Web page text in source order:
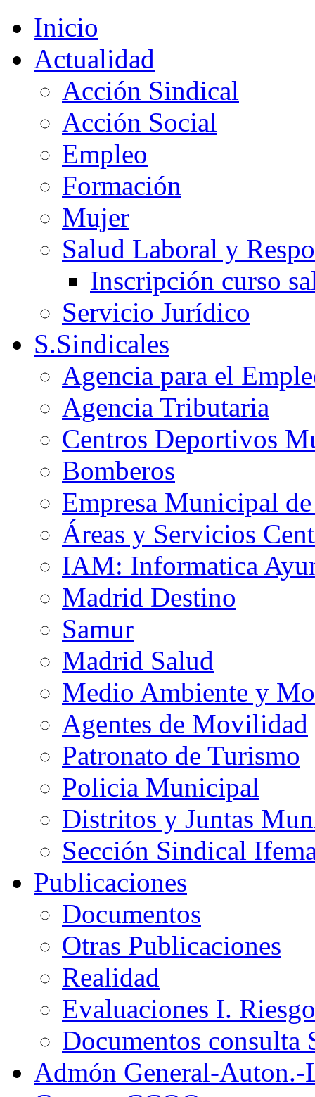
Inicio
Actualidad
Acción Sindical
Acción Social
Empleo
Formación
Mujer
Salud Laboral y
Inscripción curso
Servicio Jurídico
S.Sindicales
Agencia para el
Agencia Tributaria
Centros Deportivos
Bomberos
Empresa Municipal
Áreas y Servicios
IAM: Informatica
Madrid Destino
Samur
Madrid Salud
Medio Ambiente y
Agentes de Movilidad
Patronato de Turismo
Policia Municipal
Distritos y Juntas
Sección Sindical
Publicaciones
Documentos
Otras Publicaciones
Realidad
Evaluaciones I.
Documentos consulta
Admón General-Auton.-